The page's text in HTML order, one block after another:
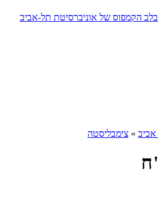
בלב הקמפוס של אוניברסיטת תל-אביב
» צימבליסטה